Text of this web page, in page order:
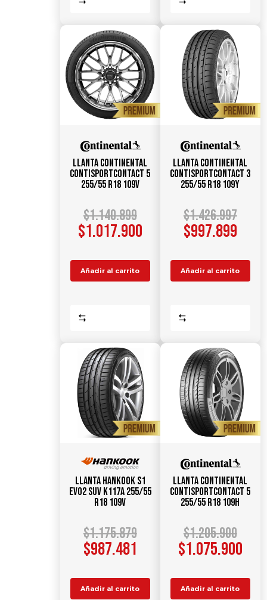
Llanta CONTINENTAL
ContiSportContact 5
255/55 R18 109V
$1.140.899
$1.017.900
Añadir al carrito
Llanta CONTINENTAL
ContiSportContact 3
255/55 R18 109Y
$1.426.997
$997.899
Añadir al carrito
Llanta HANKOOK S1
Evo2 SUV K117A 255/55
R18 109V
$1.175.879
$987.481
Añadir al carrito
Llanta CONTINENTAL
ContiSportContact 5
255/55 R18 109H
$1.205.900
$1.075.900
Añadir al carrito